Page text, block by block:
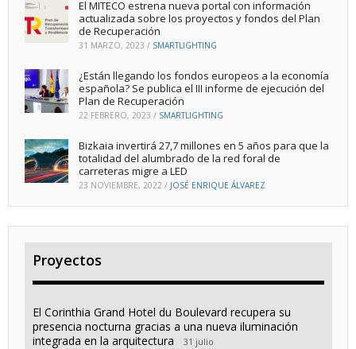
El MITECO estrena nueva portal con información
actualizada sobre los proyectos y fondos del Plan
de Recuperación
31 MARZO, 2023 / SMARTLIGHTING
¿Están llegando los fondos europeos a la economía
española? Se publica el III informe de ejecución del
Plan de Recuperación
22 FEBRERO, 2023 / SMARTLIGHTING
Bizkaia invertirá 27,7 millones en 5 años para que la
totalidad del alumbrado de la red foral de
carreteras migre a LED
23 NOVIEMBRE, 2022 / JOSÉ ENRIQUE ÁLVAREZ
Proyectos
El Corinthia Grand Hotel du Boulevard recupera su
presencia nocturna gracias a una nueva iluminación
integrada en la arquitectura
31 julio